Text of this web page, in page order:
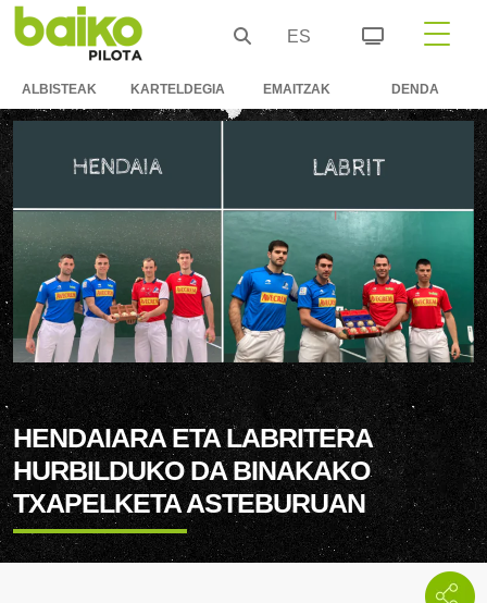
ES
ALBISTEAK KARTELDEGIA EMAITZAK DENDA
HENDAIARA ETA LABRITERA
HURBILDUKO DA BINAKAKO
TXAPELKETA ASTEBURUAN